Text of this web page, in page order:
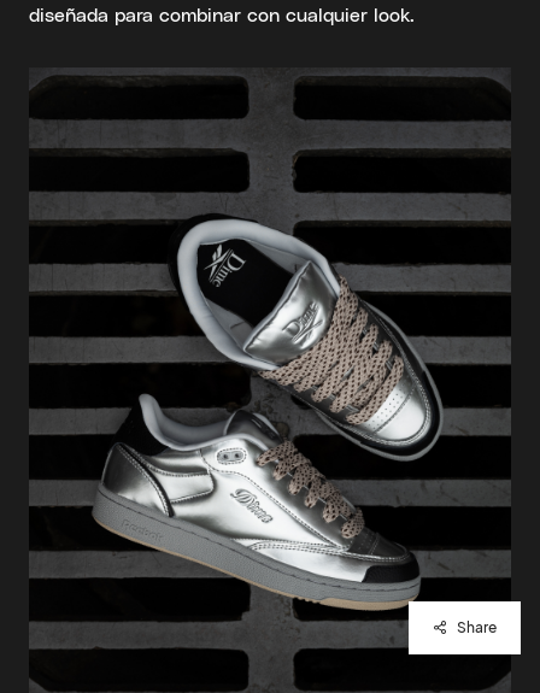
diseñada para combinar con cualquier look.
Share